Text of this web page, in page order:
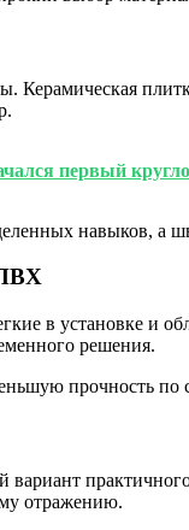
Керамическая
первый
навыков, а
в установке и
решения.
прочность по
отражению.